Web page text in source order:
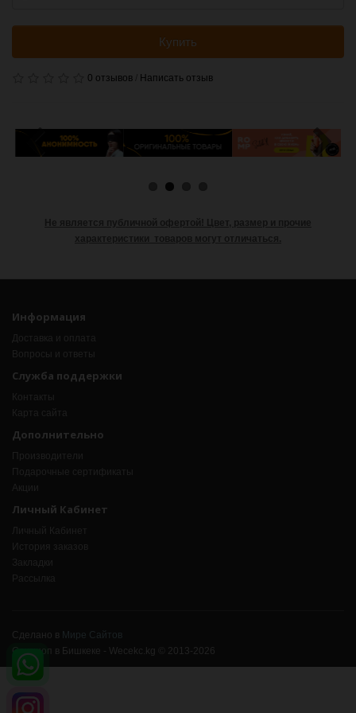
Купить
0 отзывов Написать отзыв
Информация
Доставка и оплата
Вопросы и ответы
Служба поддержки
Контакты
Карта сайта
Дополнительно
Производители
Подарочные сертификаты
Акции
Личный Кабинет
Личный Кабинет
История заказов
Закладки
Сделано в
Мире Сайтов
Сексшоп в Бишкеке - Wecekc.kg © 2013-2026